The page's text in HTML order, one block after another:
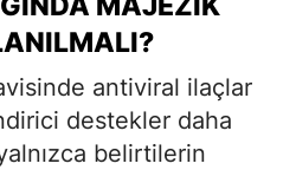
antiviral ilaçlar
destekler daha
belirtilerin